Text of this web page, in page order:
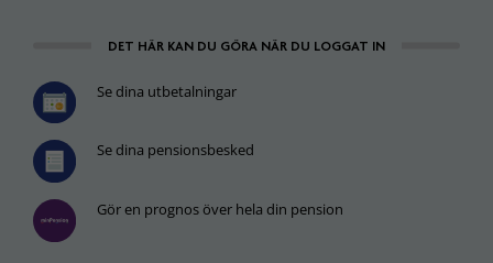
DET HÄR KAN DU GÖRA NÄR DU LOGGAT IN
Se dina utbetalningar
Se dina pensionsbesked
Gör en prognos över hela din pension